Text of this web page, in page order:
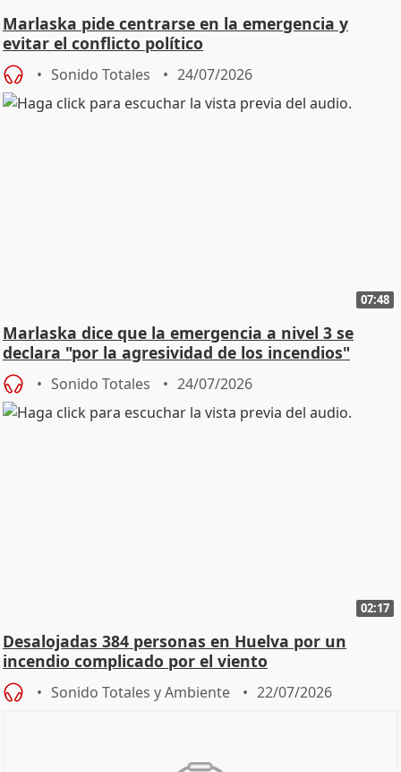
Marlaska pide centrarse en la emergencia y
evitar el conflicto político
Sonido Totales 24/07/2026
07:48
Marlaska dice que la emergencia a nivel 3 se
declara "por la agresividad de los incendios"
Sonido Totales 24/07/2026
02:17
Desalojadas 384 personas en Huelva por un
incendio complicado por el viento
Sonido Totales y Ambiente 22/07/2026